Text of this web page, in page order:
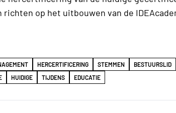
op het uitbouwen van de
HERCERTIFICERING STEMMEN
BESTUURSLID
HUIDIGE TIJDENS EDUCATIE